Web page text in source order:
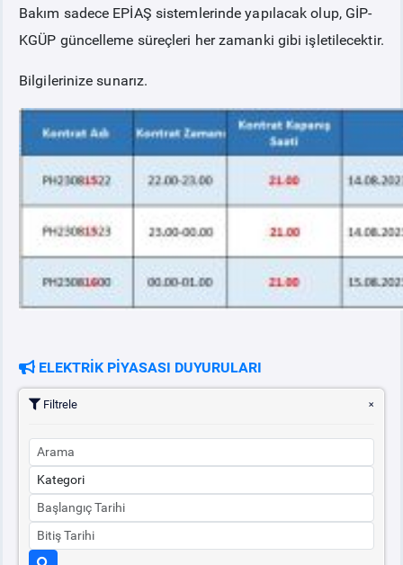
Bakım sadece EPİAŞ sistemlerinde yapılacak olup, GİP-
KGÜP güncelleme süreçleri her zamanki gibi işletilecektir.
Bilgilerinize sunarız.
ELEKTRİK PİYASASI DUYURULARI
Filtrele